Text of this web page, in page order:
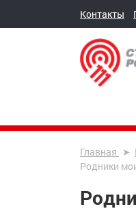
Контакты
Главная
Родники